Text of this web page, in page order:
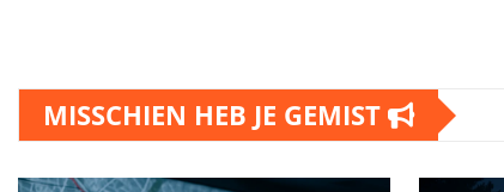
MISSCHIEN HEB JE GEMIST